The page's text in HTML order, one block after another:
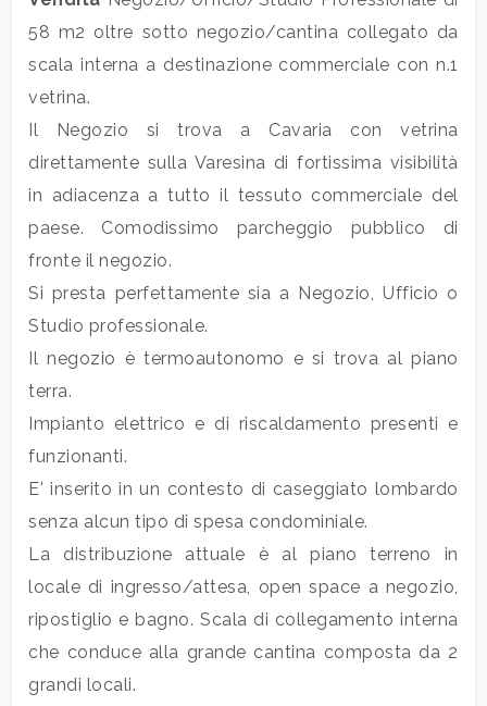
58 m2 oltre sotto negozio/cantina collegato da
scala interna a destinazione commerciale con n.1
vetrina.
Il Negozio si trova a Cavaria con vetrina
direttamente sulla Varesina di fortissima visibilità
in adiacenza a tutto il tessuto commerciale del
paese. Comodissimo parcheggio pubblico di
fronte il negozio.
Si presta perfettamente sia a Negozio, Ufficio o
Studio professionale.
Il negozio è termoautonomo e si trova al piano
terra.
Impianto elettrico e di riscaldamento presenti e
funzionanti.
E' inserito in un contesto di caseggiato lombardo
senza alcun tipo di spesa condominiale.
La distribuzione attuale è al piano terreno in
locale di ingresso/attesa, open space a negozio,
ripostiglio e bagno. Scala di collegamento interna
che conduce alla grande cantina composta da 2
grandi locali.
Industriali
Terreni
Prezzo
Totale
mq
minimi
Qualsiasi